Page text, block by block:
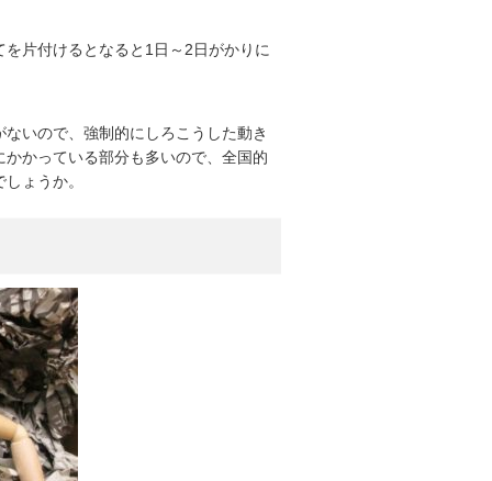
片付けるとなると1日～2日がかりに
いので、強制的にしろこうした動き
かっている部分も多いので、全国的
ょうか。